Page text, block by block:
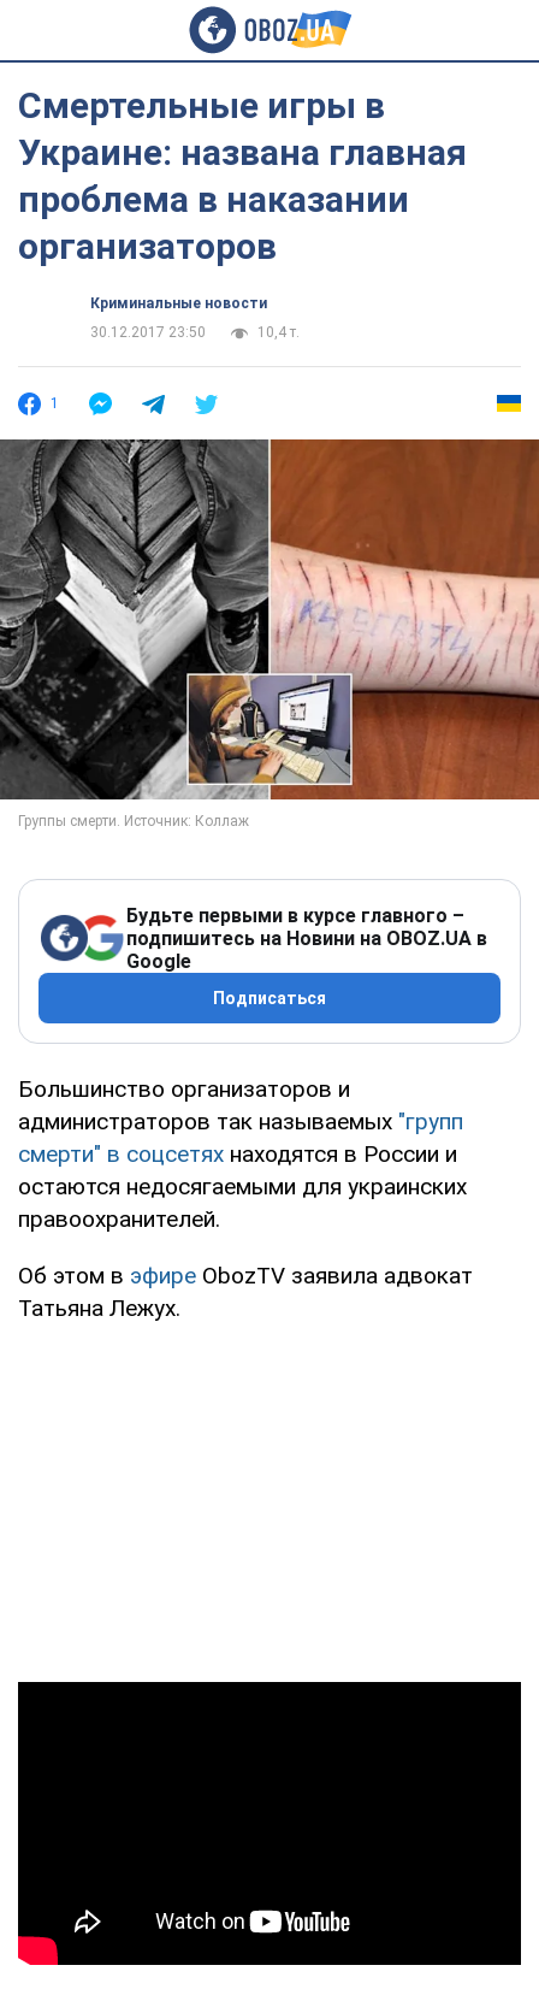
Смертельные игры в
Украине: названа главная
проблема в наказании
организаторов
Криминальные новости
30.12.2017 23:50
10,4 т.
1
Будьте первыми в курсе главного –
подпишитесь на Новини на OBOZ.UA в
Google
Подписаться
Большинство организаторов и
администраторов так называемых "групп
смерти" в соцсетях находятся в России и
остаются недосягаемыми для украинских
правоохранителей.
Об этом в эфире ObozTV заявила адвокат
Татьяна Лежух.